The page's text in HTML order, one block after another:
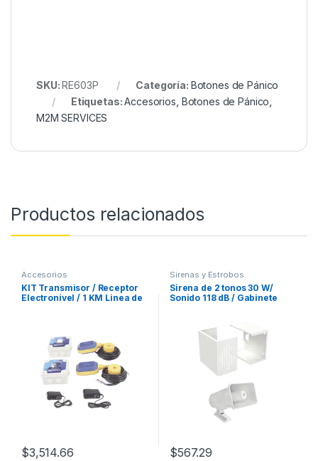
SKU:RE603P Categoría: Botones de Pánico
Etiquetas:Accesorios Botones de Pánico
M2M SERVICES
Productos relacionados
Accesorios
KIT Transmisor / Receptor
Electronivel / 1 KM Linea de
$3,514.66
Sirenas y Estrobos
Sirena de 2 tonos 30 W/
Sonido 118 dB / Gabinete
$567.29